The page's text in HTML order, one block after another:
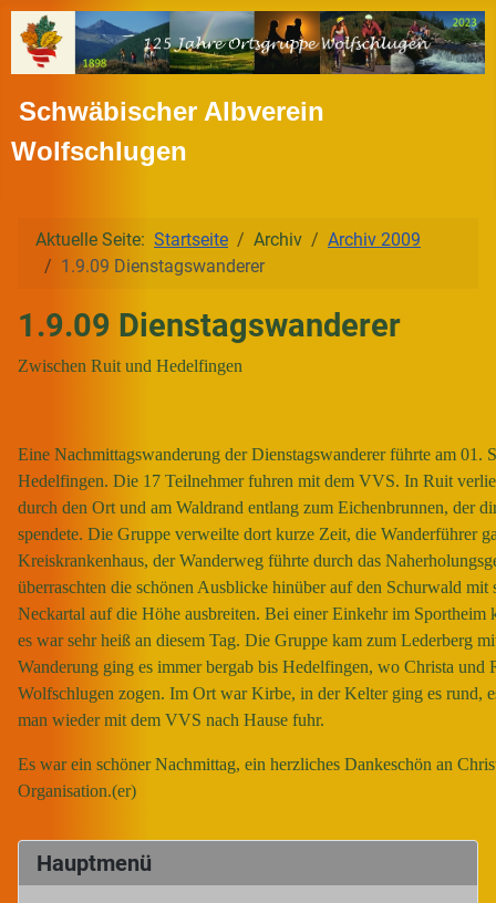
Schwäbischer Albverein
Wolfschlugen
Hauptmenü
Aktuelle Seite: Startseite Archiv
Archiv 2009
1.9.09 Dienstagswanderer
1.9.09 Dienstagswanderer
Zwischen Ruit und Hedelfingen
Eine Nachmittagswanderung der Dienstagswanderer führte am 01.
Hedelfingen. Die 17 Teilnehmer fuhren mit dem VVS. In Ruit
durch den Ort und am Waldrand entlang zum Eichenbrunnen, der
spendete. Die Gruppe verweilte dort kurze Zeit, die Wanderführer
Kreiskrankenhaus, der Wanderweg führte durch das
überraschten die schönen Ausblicke hinüber auf den Schurwald
Neckartal auf die Höhe ausbreiten. Bei einer Einkehr im Sportheim
es war sehr heiß an diesem Tag. Die Gruppe kam zum Lederberg
Wanderung ging es immer bergab bis Hedelfingen, wo Christa und
Wolfschlugen zogen. Im Ort war Kirbe, in der Kelter ging es rund,
man wieder mit dem VVS nach Hause fuhr.
Es war ein schöner Nachmittag, ein herzliches Dankeschön an
Organisation.(er)